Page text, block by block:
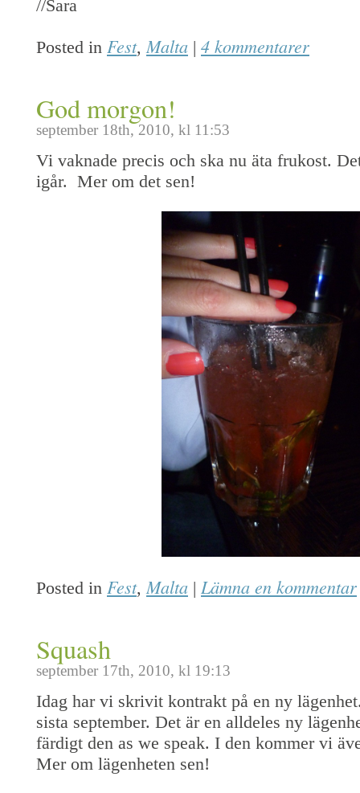
//Sara
Posted in Fest,Malta | 4 kommentarer
God morgon!
september 18th, 2010, kl 11:53
Vi vaknade precis och ska nu äta frukost.
igår. Mer om det sen!
Posted in Fest,Malta | Lämna en kommentar
Squash
september 17th, 2010, kl 19:13
Idag har vi skrivit kontrakt på en ny
sista september. Det är en alldeles ny
färdigt den as we speak. I den kommer vi
Mer om lägenheten sen!